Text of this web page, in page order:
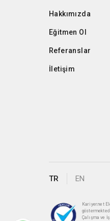
Hakkımızda
Eğitmen Ol
Referanslar
İletişim
TR EN
Kariyer.net
Çalışma ve